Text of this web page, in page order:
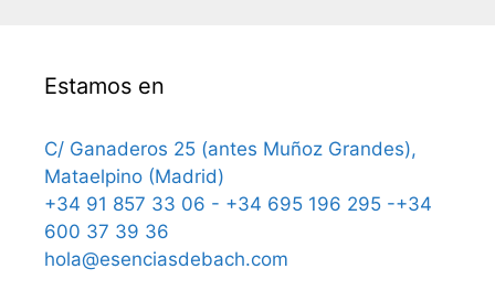
Estamos en
C/ Ganaderos 25 (antes Muñoz Grandes),
Mataelpino (Madrid)
+34 91 857 33 06 - +34 695 196 295 -+34
600 37 39 36
hola@esenciasdebach.com